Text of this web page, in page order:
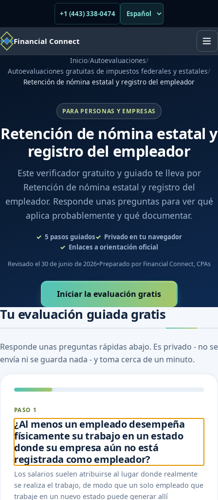
+1 (443) 338-0474
Financial Connect
Inicio/Autoevaluaciones/
Autoevaluaciones gratuitas de impuestos federales y estatales/
Retención de nómina estatal y registro del empleador
PARA PERSONAS Y EMPRESAS
Retención de nómina estatal y
registro del empleador
Este verificador gratuito y guiado te lleva por
Retención de nómina estatal y registro del
empleador. Responde unas preguntas para ver qué
aplica probablemente y qué documentar.
5 pasos guiados
Privado en tu navegador
Enlaces a orientación oficial
Revisado el 30 de junio de 2026•Preparado por Financial Connect, CPAs
Iniciar la evaluación gratis
Tu evaluación guiada gratis
Responde unas preguntas rápidas abajo. Es privado - no se
envía ni se guarda nada - y toma cerca de un minuto.
PASO 1
¿Al menos un empleado desempeña
físicamente su trabajo en un estado
donde su empresa aún no está
registrada como empleador?
Los salarios suelen atribuirse al lugar donde realmente
se realiza el trabajo, de modo que un solo empleado que
trabaje en un nuevo estado puede generar allí